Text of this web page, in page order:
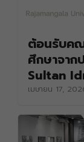
ต้อนรับคณ
ศึกษาจาก
Sultan
เมษายน 17,